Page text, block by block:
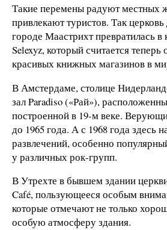
Такие перемены радуют местных
привлекают туристов. Так
городе Маастрихт превратилась
Selexyz, который считается
красивых книжных магазинов в
В Амстердаме, столице
зал Paradiso («Рай»),
построенной в 19-м веке.
до 1965 года. А с 1968 года здесь
развлечений, особенно
у различных рок-групп.
В Утрехте в бывшем здании
Café, пользующееся особым
которые отмечают не только
особую атмосферу здания.